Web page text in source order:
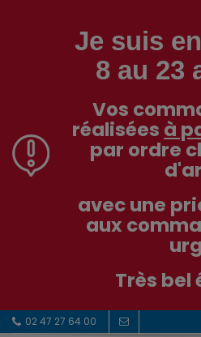
Je suis
8 au 23
Vos
réalisées à
par ordre
avec une
aux
Très bel
02 47 27 64 00